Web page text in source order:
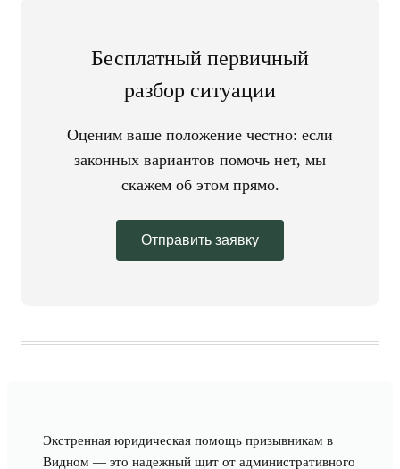
Бесплатный первичный
разбор ситуации
Оценим ваше положение честно: если
законных вариантов помочь нет, мы
скажем об этом прямо.
Отправить заявку
Экстренная юридическая помощь призывникам в
Видном — это надежный щит от административного